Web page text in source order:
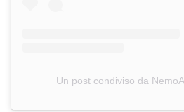
Un post condiviso da